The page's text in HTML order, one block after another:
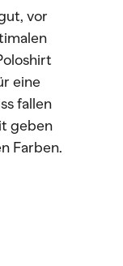
vor
eine
fallen
geben
Farben.